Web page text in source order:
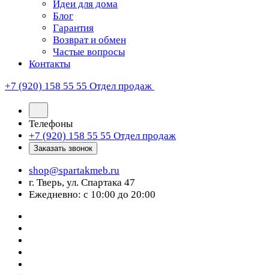
Идеи для дома
Блог
Гарантия
Возврат и обмен
Частые вопросы
Контакты
+7 (920) 158 55 55 Отдел продаж
Телефоны
+7 (920) 158 55 55 Отдел продаж
Заказать звонок
shop@spartakmeb.ru
г. Тверь, ул. Спартака 47
Ежедневно: с 10:00 до 20:00